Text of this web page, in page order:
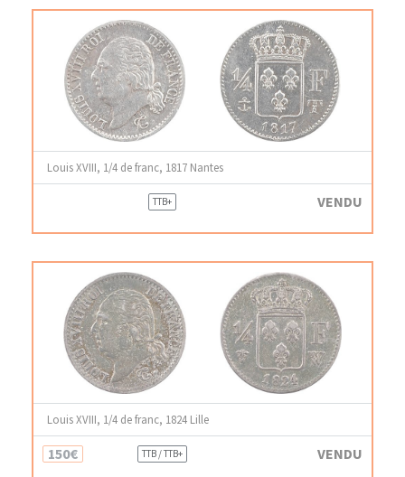
Louis XVIII, 1/4 de franc, 1817 Nantes
TTB+ VENDU
Louis XVIII, 1/4 de franc, 1824 Lille
150€ TTB / TTB+ VENDU